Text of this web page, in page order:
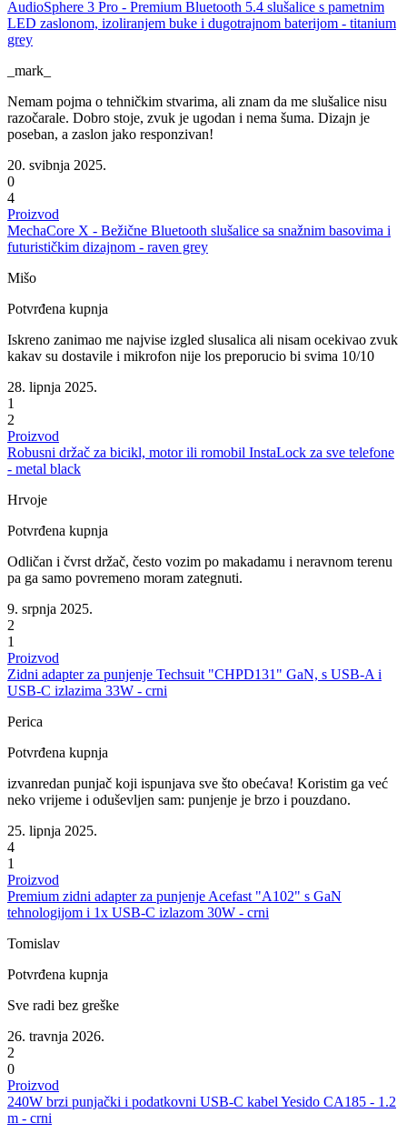
AudioSphere 3 Pro - Premium Bluetooth 5.4 slušalice s pametnim
LED zaslonom, izoliranjem buke i dugotrajnom baterijom - titanium
grey
_mark_
Nemam pojma o tehničkim stvarima, ali znam da me slušalice nisu
razočarale. Dobro stoje, zvuk je ugodan i nema šuma. Dizajn je
poseban, a zaslon jako responzivan!
20. svibnja 2025.
0
4
Proizvod
MechaCore X - Bežične Bluetooth slušalice sa snažnim basovima i
futurističkim dizajnom - raven grey
Mišo
Potvrđena kupnja
Iskreno zanimao me najvise izgled slusalica ali nisam ocekivao zvuk
kakav su dostavile i mikrofon nije los preporucio bi svima 10/10
28. lipnja 2025.
1
2
Proizvod
Robusni držač za bicikl, motor ili romobil InstaLock za sve telefone
- metal black
Hrvoje
Potvrđena kupnja
Odličan i čvrst držač, često vozim po makadamu i neravnom terenu
pa ga samo povremeno moram zategnuti.
9. srpnja 2025.
2
1
Proizvod
Zidni adapter za punjenje Techsuit "CHPD131" GaN, s USB-A i
USB-C izlazima 33W - crni
Perica
Potvrđena kupnja
izvanredan punjač koji ispunjava sve što obećava! Koristim ga već
neko vrijeme i oduševljen sam: punjenje je brzo i pouzdano.
25. lipnja 2025.
4
1
Proizvod
Premium zidni adapter za punjenje Acefast "A102" s GaN
tehnologijom i 1x USB-C izlazom 30W - crni
Tomislav
Potvrđena kupnja
Sve radi bez greške
26. travnja 2026.
2
0
Proizvod
240W brzi punjački i podatkovni USB-C kabel Yesido CA185 - 1.2
m - crni